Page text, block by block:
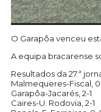
O Garapôa venceu
A equipa bracarense
Resultados da 27.ª
Malmequeres-Fiscal,
Garapôa-Jacarés, 2-1
Caires-U. Rodovia, 2-1